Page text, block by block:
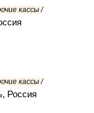
кассы /
кассы /
Россия